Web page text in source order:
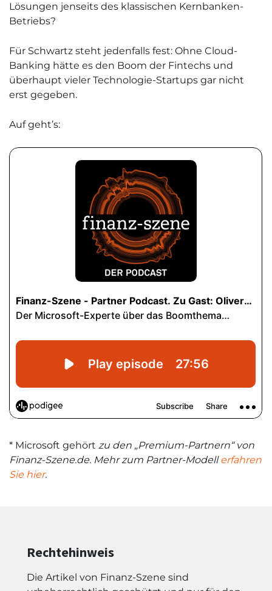
Lösungen jenseits des klassischen Kernbanken-
Betriebs?
Für Schwartz steht jedenfalls fest: Ohne Cloud-
Banking hätte es den Boom der Fintechs und
überhaupt vieler Technologie-Startups gar nicht
erst gegeben.
Auf geht’s:
* Microsoft gehört zu den „Premium-Partnern“ von
Finanz-Szene.de. Mehr zum Partner-Modellerfahren
Sie hier.
Rechtehinweis
Die Artikel von Finanz-Szene sind